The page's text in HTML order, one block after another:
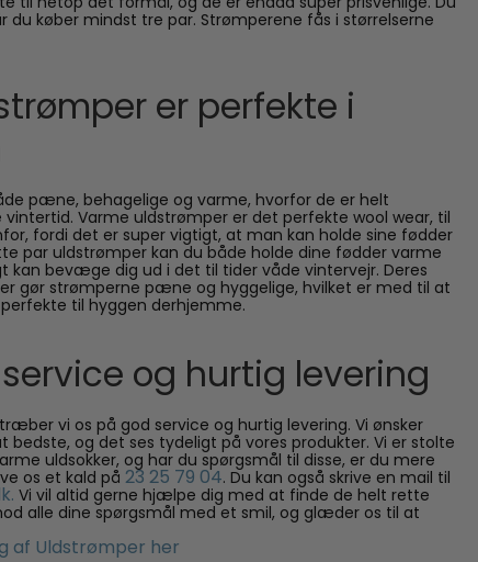
du køber mindst tre par. Strømperene fås i størrelserne
er perfekte i
pæne, behagelige og varme, hvorfor de er helt
Varme uldstrømper er det perfekte wool wear, til
fordi det er super vigtigt, at man kan holde sine fødder
par uldstrømper kan du både holde dine fødder varme
kan bevæge dig ud i det til tider våde vintervejr. Deres
gør strømperne pæne og hyggelige, hvilket er med til at
til hyggen derhjemme.
og hurtig levering
vi os på god service og hurtig levering. Vi ønsker
bedste, og det ses tydeligt på vores produkter. Vi er stolte
uldsokker, og har du spørgsmål til disse, er du mere
os et kald på 23 25 79 04. Du kan også skrive en mail til
Vi vil altid gerne hjælpe dig med at finde de helt rette
alle dine spørgsmål med et smil, og glæder os til at
af Uldstrømper her